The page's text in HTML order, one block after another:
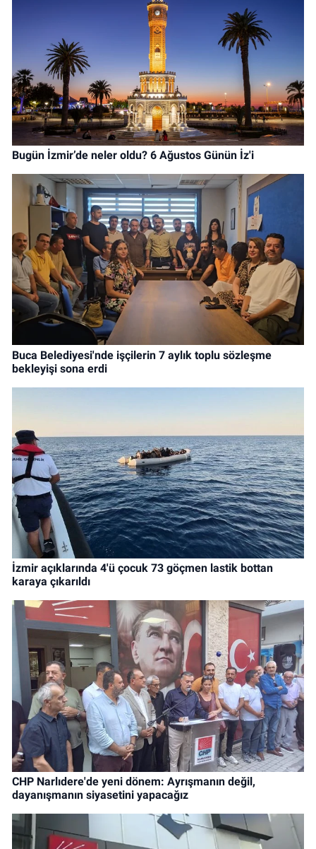
Bugün İzmir’de neler oldu? 6 Ağustos Günün İz'i
Buca Belediyesi'nde işçilerin 7 aylık toplu sözleşme
bekleyişi sona erdi
İzmir açıklarında 4'ü çocuk 73 göçmen lastik bottan
karaya çıkarıldı
CHP Narlıdere'de yeni dönem: Ayrışmanın değil,
dayanışmanın siyasetini yapacağız